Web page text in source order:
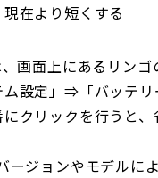
在より短くする
画面上にあるリンゴ
ム設定」⇒「バッテ
クリックを行うと
ージョンやモデルに